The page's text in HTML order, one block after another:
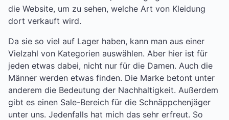
die Website, um zu sehen, welche Art von Kleidung
dort verkauft wird.
Da sie so viel auf Lager haben, kann man aus einer
Vielzahl von Kategorien auswählen. Aber hier ist für
jeden etwas dabei, nicht nur für die Damen. Auch die
Männer werden etwas finden. Die Marke betont unter
anderem die Bedeutung der Nachhaltigkeit. Außerdem
gibt es einen Sale-Bereich für die Schnäppchenjäger
unter uns. Jedenfalls hat mich das sehr erfreut. So